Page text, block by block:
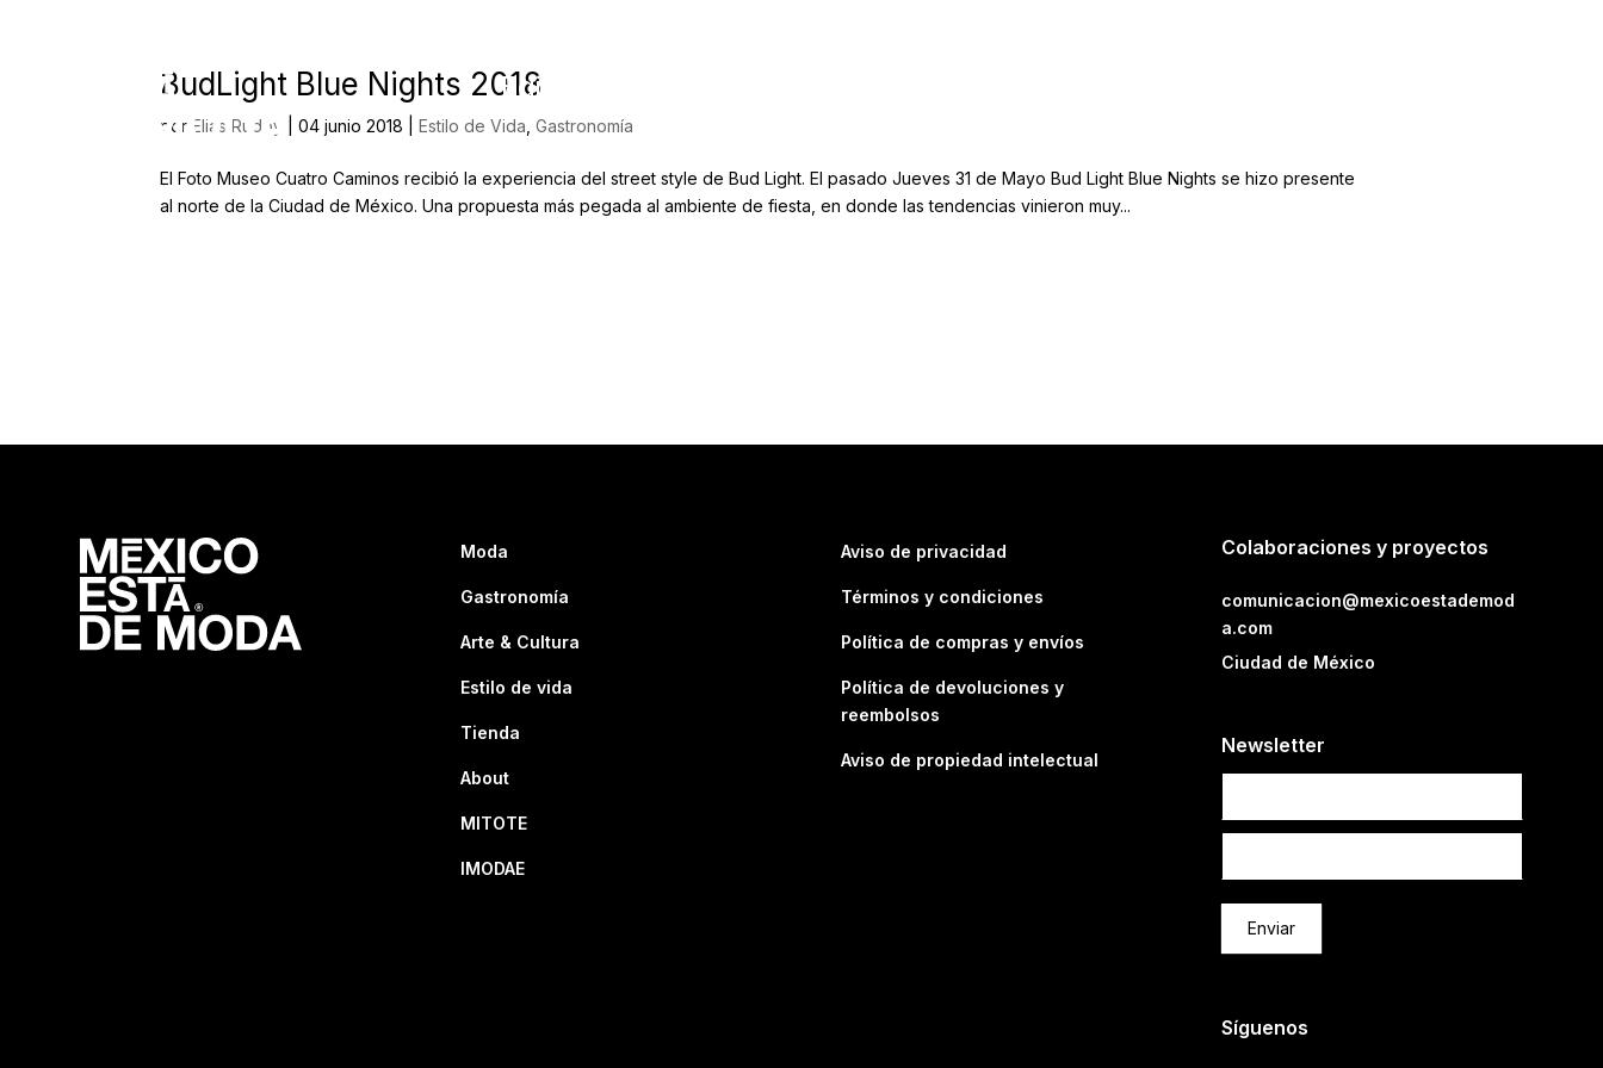
Editorial
BudLight Blue Nights 2018
por Elias Rudoy |04 junio 2018 |Estilo de Vida ,Gastronomía
El Foto Museo Cuatro Caminos recibió la experiencia del street style de Bud Light. El pasado Jueves 31 de Mayo Bud Light Blue Nights se hizo presente
al norte de la Ciudad de México. Una propuesta más pegada al ambiente de fiesta, en donde las tendencias vinieron muy...
Moda
Gastronomía
Arte & Cultura
Estilo de vida
Tienda
About
MITOTE
IMODAE
Aviso de privacidad
Términos y condiciones
Política de compras y envíos
Política de devoluciones y
reembolsos
Aviso de propiedad intelectual
Colaboraciones y proyectos
comunicacion@mexicoestademod
a.com
Ciudad de México
Newsletter
Enviar
Síguenos